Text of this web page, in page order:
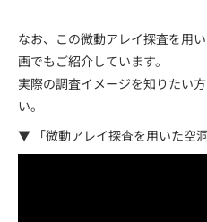
なお、この微動アレイ探査を用
画でもご紹介しています。
実際の調査イメージを知りたい
い。
▼ 「微動アレイ探査を用いた空